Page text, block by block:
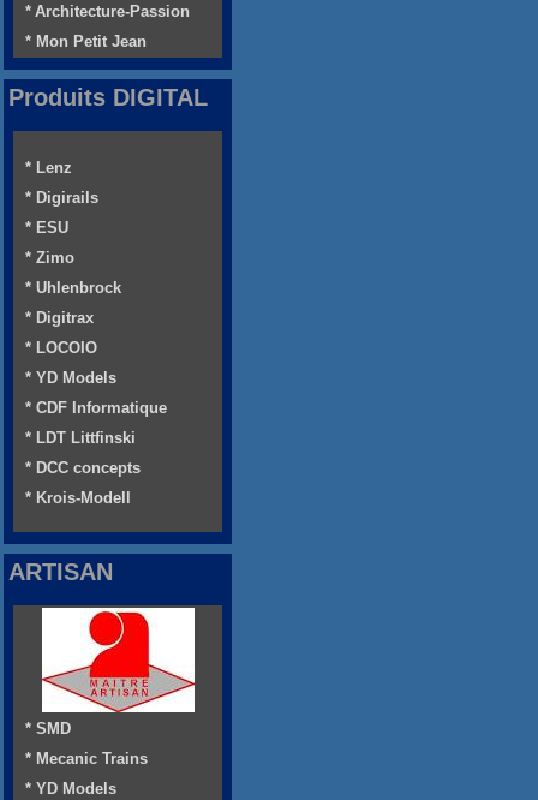
* Architecture-Passion
* Mon Petit Jean
Produits DIGITAL
* Lenz
* Digirails
* ESU
* Zimo
* Uhlenbrock
* Digitrax
* LOCOIO
* YD Models
* CDF Informatique
* LDT Littfinski
* DCC concepts
* Krois-Modell
ARTISAN
* SMD
* Mecanic Trains
* YD Models